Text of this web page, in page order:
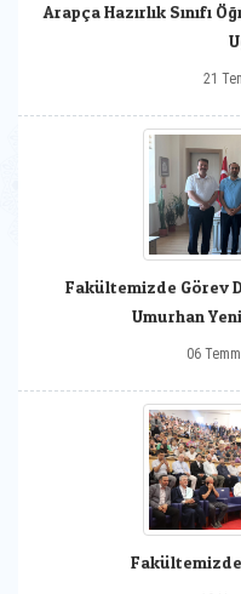
Arapça Hazırlık Sınıfı
21
Fakültemizde Görev
Umurhan
06